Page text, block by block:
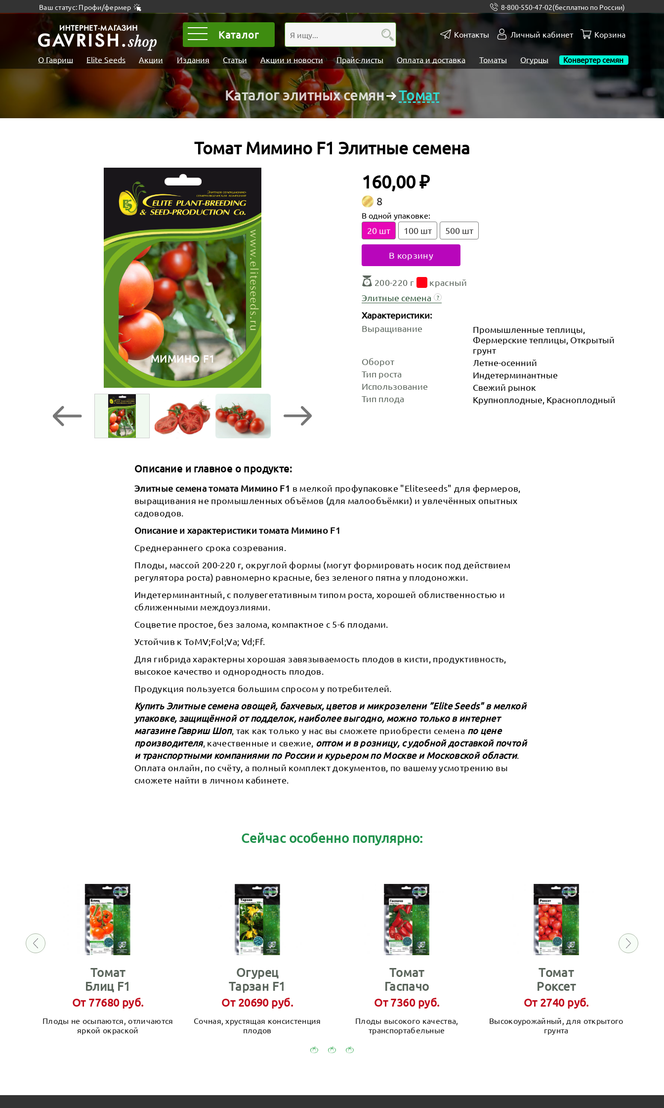
Ваш статус: Профи/фермер 8-800-550-47-02(бесплатно по России)
Каталог Контакты Личный кабинет Корзина
О Гавриш Elite Seeds Акции Издания Статьи Акции и новости Прайс-листы Оплата и доставка Томаты Огурцы Конвертер семян
Каталог элитных семян Томат
Томат Мимино F1 Элитные семена
МИМИНО F1
160,00 ₽
8
В одной упаковке:
20 шт 100 шт 500 шт
В корзину
200-220 г
красный
Элитные семена
?
Характеристики:
Выращивание
Промышленные теплицы,
Фермерские теплицы, Открытый
грунт
Оборот
Летне-осенний
Тип роста
Индетер­минантные
Использование
Свежий рынок
Тип плода
Крупноплодные, Красноплодный
Описание и главное о продукте:
Элитные семена томата Мимино F1 в мелкой профупаковке "Eliteseeds" для фермеров,
выращивания не промышленных объёмов (для малообъёмки) и увлечённых опытных
садоводов.
Описание и характеристики томата Мимино F1
Среднераннего срока созревания.
Плоды, массой 200-220 г, округлой формы (могут формировать носик под действием
регулятора роста) равномерно красные, без зеленого пятна у плодоножки.
Индетерминантный, с полувегетативным типом роста, хорошей облиственностью и
сближенными междоузлиями.
Соцветие простое, без залома, компактное с 5-6 плодами.
Устойчив к ToMV;Fol;Va; Vd;Ff.
Для гибрида характерны хорошая завязываемость плодов в кисти, продуктивность,
высокое качество и однородность плодов.
Продукция пользуется большим спросом у потребителей.
Купить Элитные семена овощей, бахчевых, цветов и микрозелени ”Elite Seeds" в мелкой
упаковке, защищённой от подделок, наиболее выгодно, можно только в интернет
магазине Гавриш Шоп, так как только у нас вы сможете приобрести семена по цене
производителя, качественные и свежие, оптом и в розницу, с удобной доставкой почтой
и транспортными компаниями по России и курьером по Москве и Московской области.
Оплата онлайн, по счёту, а полный комплект документов, по вашему усмотрению вы
сможете найти в личном кабинете.
Сейчас особенно популярно:
Томат
Блиц F1
От 77680 руб.
Плоды не осыпаются, отличаются
яркой окраской
Огурец
Тарзан F1
От 20690 руб.
Сочная, хрустящая консистенция
плодов
Томат
Гаспачо
От 7360 руб.
Плоды высокого качества,
транспортабельные
Томат
Роксет
От 2740 руб.
Высокоурожайный, для открытого
грунта